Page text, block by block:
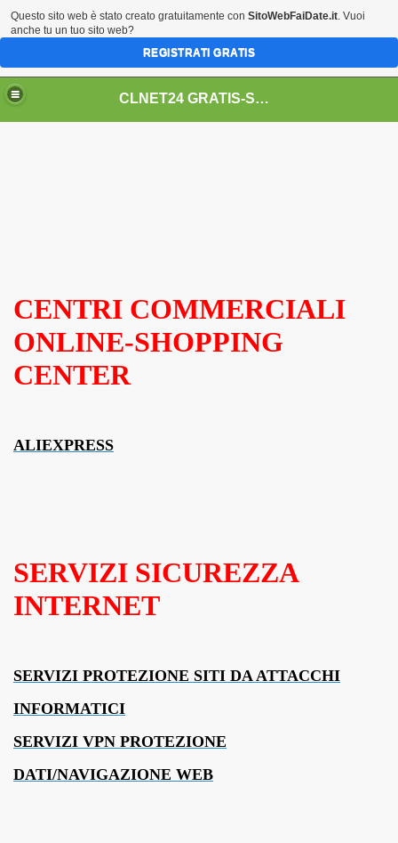
CLNET24 GRATIS-SCONTI-LAVORO-NEGOZI-GUADAGNARE-SALUTE-AFFILIAZIONI-TURISMO-$$$-LOVE-ASTE-CASHBACK-BITCOIN-UTILITY-BONUS-SEO-CORSI-SOFTWARE-SERVIZI-INVESTIMENTI-MARKETING-BUSINESS-ECOMMERCE-COUPON....
CENTRI COMMERCIALI
ONLINE-SHOPPING
CENTER
ALIEXPRESS
SERVIZI SICUREZZA
INTERNET
SERVIZI PROTEZIONE SITI DA ATTACCHI
INFORMATICI
SERVIZI VPN PROTEZIONE
DATI/NAVIGAZIONE WEB
Questo sito web è stato creato gratuitamente con SitoWebFaiDate.it. Vuoi
anche tu un tuo sito web?
REGISTRATI GRATIS